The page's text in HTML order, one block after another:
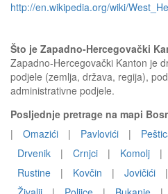
http://en.wikipedia.org/wiki/
Što je Zapadno-Hercegovački
Zapadno-Hercegovački Kanton je
podjele (zemlja, država, regija),
administrativne podjele.
Posljednje pretrage na mapi
|
Omazići | Pavlovići |
Drvenik
| Crnjci | Komolj |
Rustine
| Kovčin | Jovičići |